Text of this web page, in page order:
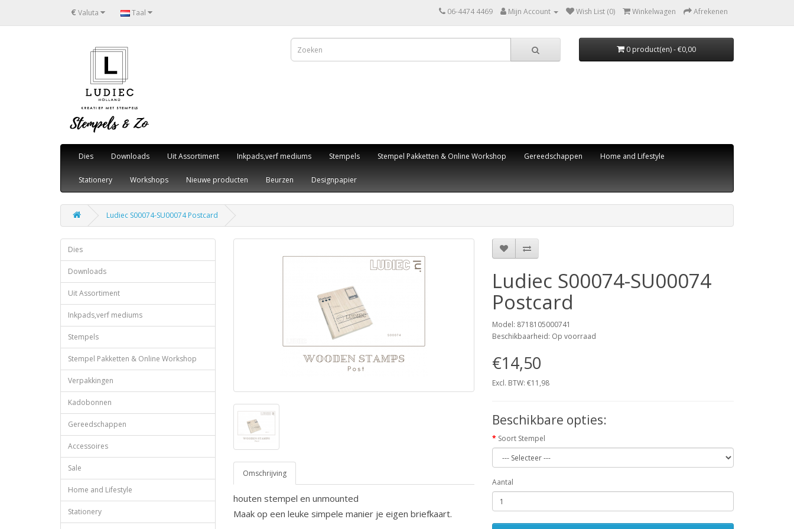
€ Valuta Taal 06-4474 4469 Mijn Account Wish List (0) Winkelwagen Afrekenen
0 product(en) - €0,00
Dies Downloads Uit Assortiment Inkpads,verf mediums Stempels Stempel Pakketten & Online Workshop Gereedschappen Home and Lifestyle
Stationery Workshops Nieuwe producten Beurzen Designpapier
Ludiec S00074-SU00074 Postcard
Dies
Downloads
Uit Assortiment
Inkpads,verf mediums
Stempels
Stempel Pakketten & Online Workshop
Verpakkingen
Kadobonnen
Gereedschappen
Accessoires
Sale
Home and Lifestyle
Stationery
Omschrijving
houten stempel en unmounted
Maak op een leuke simpele manier je eigen briefkaart.
Ludiec S00074-SU00074
Postcard
Model: 8718105000741
Beschikbaarheid: Op voorraad
€14,50
Excl. BTW: €11,98
Beschikbare opties:
Soort Stempel
Aantal